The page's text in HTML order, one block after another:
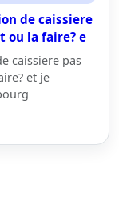
de caissiere
ou la faire? e
caissiere pas
et je